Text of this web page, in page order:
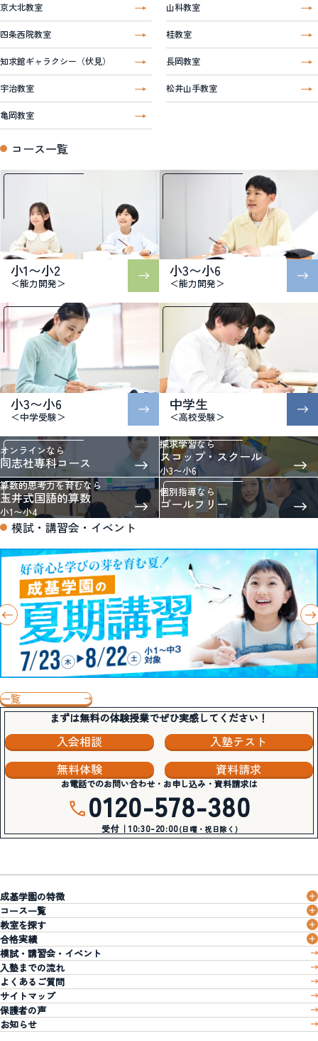
京大北教室 山科教室
四条西院教室 桂教室
知求館ギャラクシー（伏見） 長岡教室
宇治教室 松井山手教室
亀岡教室
コース一覧
小1〜小2
＜能力開発＞
小3〜小6
＜能力開発＞
小3〜小6
＜中学受験＞
中学生
＜高校受験＞
オンラインなら
同志社専科コース
探求学習なら
スコップ・スクール
小3〜小6
算数的思考力を育むなら
玉井式国語的算数
小1〜小4
個別指導なら
ゴールフリー
模試・講習会・イベント
一覧
まずは無料の体験授業でぜひ実感してください！
入会相談
入塾テスト
無料体験
資料請求
お電話でのお問い合わせ・お申し込み・資料請求は
0120-578-380
受付｜10:30-20:00(日曜・祝日除く)
成基学園の特徴
コース一覧
教室を探す
合格実績
模試・講習会・イベント
入塾までの流れ
よくあるご質問
サイトマップ
保護者の声
お知らせ